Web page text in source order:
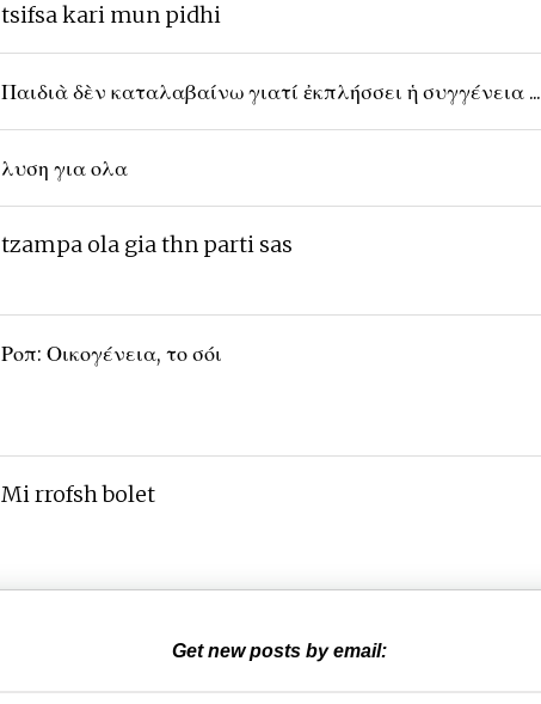
tsifsa kari mun pidhi
Παιδιὰ δὲν καταλαβαίνω γιατί ἐκπλήσσει ἡ συγγένεια ...
λυση για ολα
tzampa ola gia thn parti sas
Ροπ: Οικογένεια, το σόι
Mi rrofsh bolet
Get new posts by email: